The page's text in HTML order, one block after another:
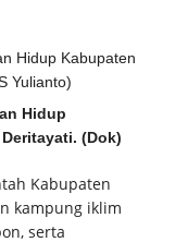
Hidup
(Dok)
Kabupaten
kampung iklim
serta